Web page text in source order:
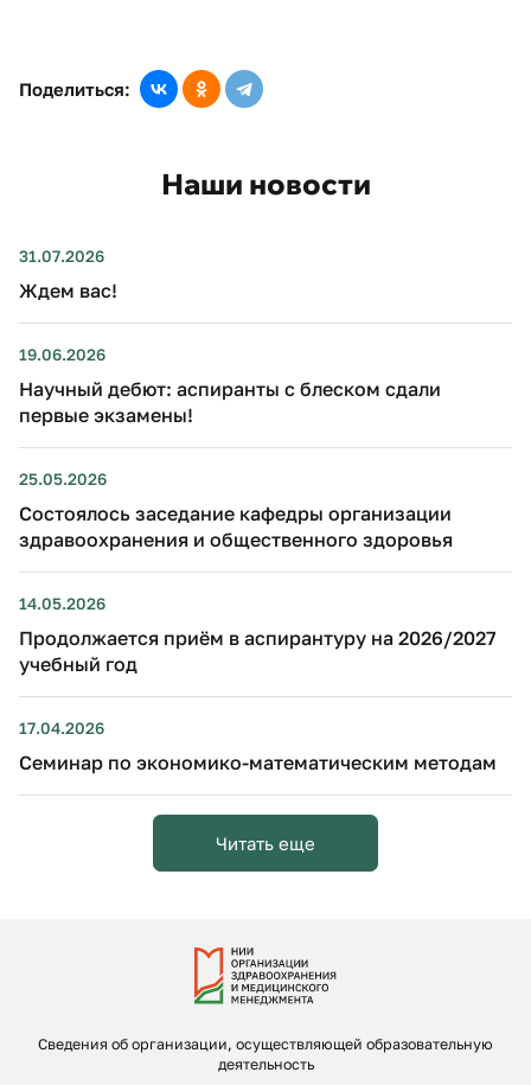
Поделиться:
Наши новости
31.07.2026
Ждем вас!
19.06.2026
Научный дебют: аспиранты с блеском сдали
первые экзамены!
25.05.2026
Состоялось заседание кафедры организации
здравоохранения и общественного здоровья
14.05.2026
Продолжается приём в аспирантуру на 2026/2027
учебный год
17.04.2026
Семинар по экономико-математическим методам
Читать еще
Сведения об организации, осуществляющей образовательную
деятельность